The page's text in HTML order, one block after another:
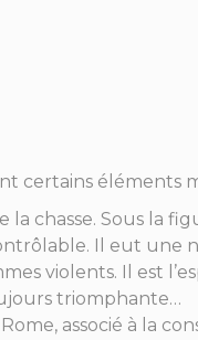
certains éléments
chasse. Sous la
Il eut une
violents. Il est
triomphante…
associé à la